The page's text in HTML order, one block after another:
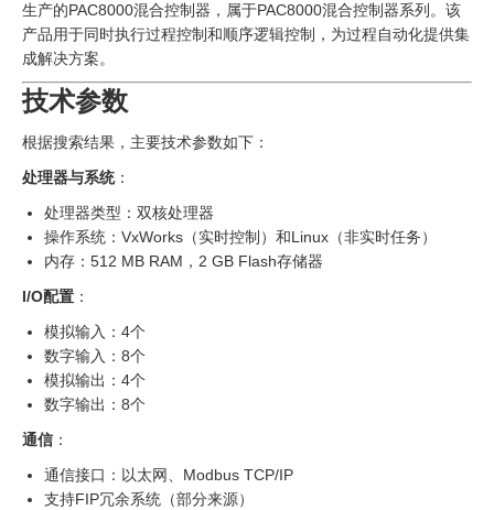
生产的PAC8000混合控制器，属于PAC8000混合控制器系列。该
产品用于同时执行过程控制和顺序逻辑控制，为过程自动化提供集
成解决方案。
技术参数
根据搜索结果，主要技术参数如下：
处理器与系统：
处理器类型：双核处理器
操作系统：VxWorks（实时控制）和Linux（非实时任务）
内存：512 MB RAM，2 GB Flash存储器
I/O配置 ：
模拟输入：4个
数字输入：8个
模拟输出：4个
数字输出：8个
通信 ：
通信接口：以太网、Modbus TCP/IP
支持FIP冗余系统（部分来源）